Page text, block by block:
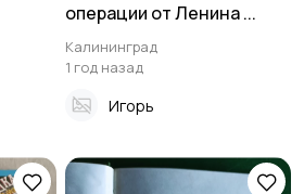
операции от Ленина ...
Калининград
1 год назад
Игорь